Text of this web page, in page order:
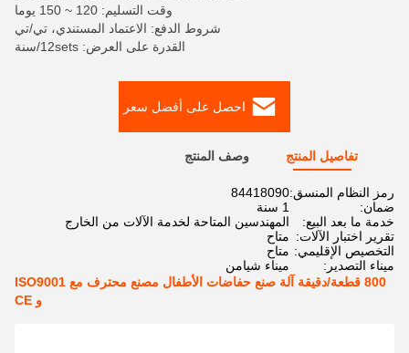
وقت التسليم: 120 ~ 150 يوما
شروط الدفع: الاعتماد المستندي، تي/تي
القدرة على العرض: 12sets/سنة
احصل على أفضل سعر
تفاصيل المنتج وصف المنتج
رمز النظام المنسق:84418090
ضمان:
1 سنة
خدمة ما بعد البيع:
المهندسين المتاحة لخدمة الآلات من الخارج
تقرير اختبار الآلات: متاح
التخصيص الإقليمي: متاح
ميناء التصدير:
ميناء شيامن
800 قطعة/دقيقة آلة صنع حفاضات الأطفال مصنع محترف مع ISO9001
و CE